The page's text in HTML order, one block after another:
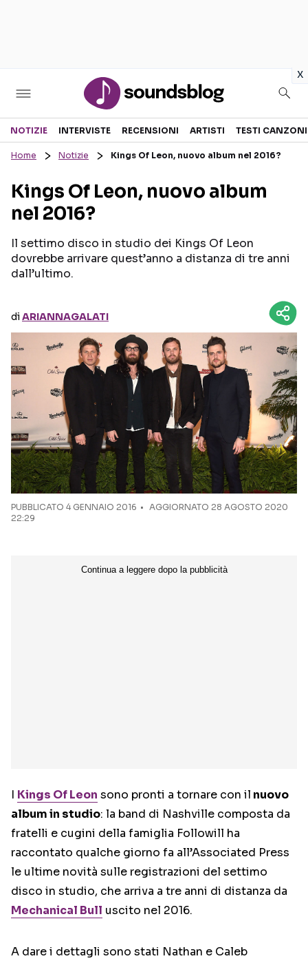
x
Sezioni
RECENSIONI MUSICALI
INTERVISTE
GOSSIP E CURIOSITÀ
TESTI CANZONI
TALENT SHOW
Seguici sui social
NOTIZIE INTERVISTE RECENSIONI ARTISTI TESTI CANZONI
Home Notizie Kings Of Leon, nuovo album nel 2016?
Kings Of Leon, nuovo album
nel 2016?
Il settimo disco in studio dei Kings Of Leon
dovrebbe arrivare quest’anno a distanza di tre anni
dall’ultimo.
diARIANNAGALATI
PUBBLICATO 4 GENNAIO 2016
AGGIORNATO 28 AGOSTO 2020
22:29
I Kings Of Leon sono pronti a tornare con il nuovo
album in studio: la band di Nashville composta da
fratelli e cugini della famiglia Followill ha
raccontato qualche giorno fa all’Associated Press
le ultime novità sulle registrazioni del settimo
disco in studio, che arriva a tre anni di distanza da
Mechanical Bull uscito nel 2016.
A dare i dettagli sono stati Nathan e Caleb